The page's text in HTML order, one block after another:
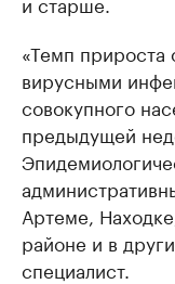
«Темп
вирусными
совокупного
предыдущей
Артеме,
районе и в
специалист.